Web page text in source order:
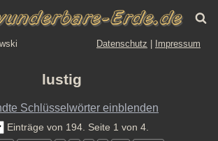
Datenschutz Impressum
lustig
Schlüsselwörter einblenden
Einträge von 194. Seite 1 von 4.